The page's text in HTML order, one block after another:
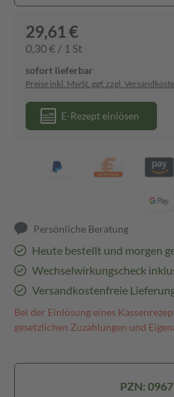
29,61 €
0,30 € / 1 St
sofort lieferbar
Preise inkl. MwSt. ggf. zzgl.
E-Rezept einlösen
Persönliche Beratung
Heute bestellt und morgen
Wechselwirkungscheck
Versandkostenfreie
Bei der Einlösung eines
gesetzlichen Zuzahlungen und
PZN: